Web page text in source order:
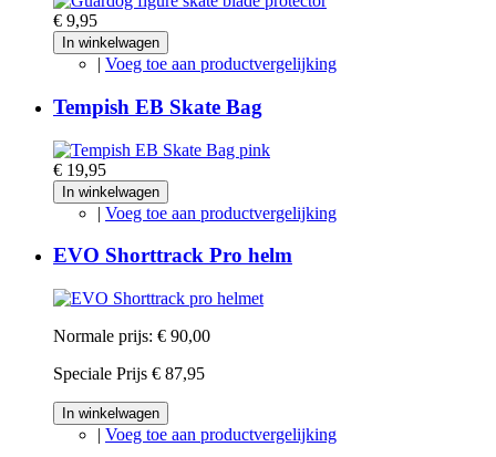
€ 9,95
In winkelwagen
| Voeg toe aan productvergelijking
Tempish EB Skate Bag
€ 19,95
In winkelwagen
| Voeg toe aan productvergelijking
EVO Shorttrack Pro helm
Normale prijs: € 90,00
Speciale Prijs € 87,95
In winkelwagen
| Voeg toe aan productvergelijking